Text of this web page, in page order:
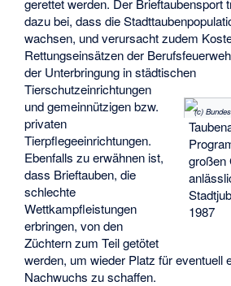
großen
1987
gerettet werden. Der Brieftaubensport
dazu bei, dass die
wachsen, und verursacht zudem
Rettungseinsätzen der
der Unterbringung in städtischen
Tierschutzeinrichtungen
und gemeinnützigen bzw.
privaten
Tierpflegeeinrichtungen.
Ebenfalls zu erwähnen ist,
dass Brieftauben, die
schlechte
Wettkampfleistungen
erbringen, von den
Züchtern zum Teil getötet
werden, um wieder Platz für eventuell
Nachwuchs zu schaffen.